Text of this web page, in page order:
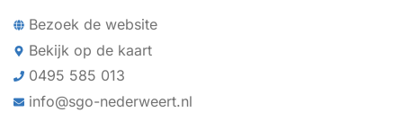
Bezoek de website
Bekijk op de kaart
0495 585 013
info@sgo-nederweert.nl